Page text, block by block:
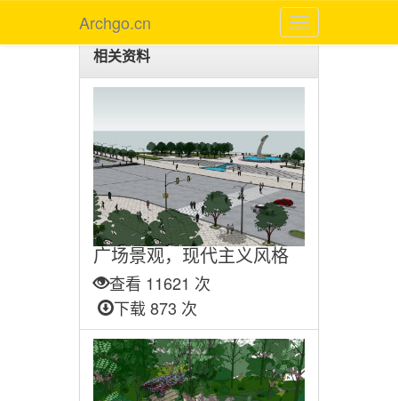
Archgo.cn
相关资料
广场景观，现代主义风格
查看 11621 次
下载 873 次